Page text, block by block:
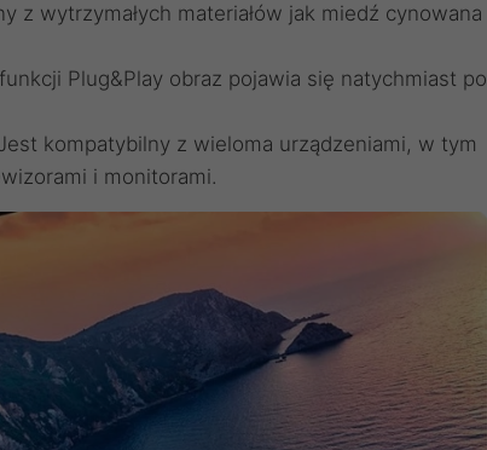
z wytrzymałych materiałów jak miedź cynowana
Plug&Play obraz pojawia się natychmiast po
kompatybilny z wieloma urządzeniami, w tym
i monitorami.